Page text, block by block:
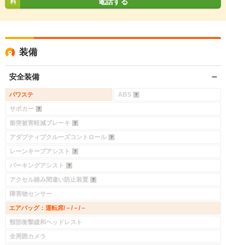
料
装備
安全装備
パワステ
ABS
サポカー
衝突被害軽減ブレーキ
アダプティブクルーズコントロール
レーンキープアシスト
パーキングアシスト
アクセル踏み間違い防止装置
障害物センサー
エアバッグ：運転席/－/－/－
頸部衝撃緩和ヘッドレスト
全周囲カメラ